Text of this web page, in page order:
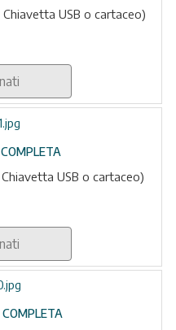
USB o cartaceo)
USB o cartaceo)